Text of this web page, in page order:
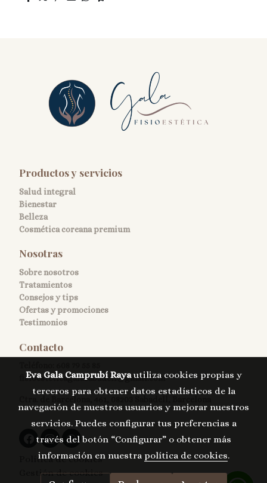
Productos y servicios
Salud integral
Bienestar
Belleza
Cosmética coreana premium
Nosotras
Sobre nosotros
Tratamientos
Consejos y tips
Ofertas y promociones
Testimonios
Contacto
fisioesteticagalasabadell@gmail.com
Política de cookies
Gestión de cookies
Eva Gala Camprubí Rayautiliza cookies propias y
terceros para obtener datos estadísticos de la
navegación de nuestros usuarios y mejorar nuestros
servicios. Puedes configurar tus preferencias a
través del botón “Configurar” o obtener más
información en nuestra política de cookies.